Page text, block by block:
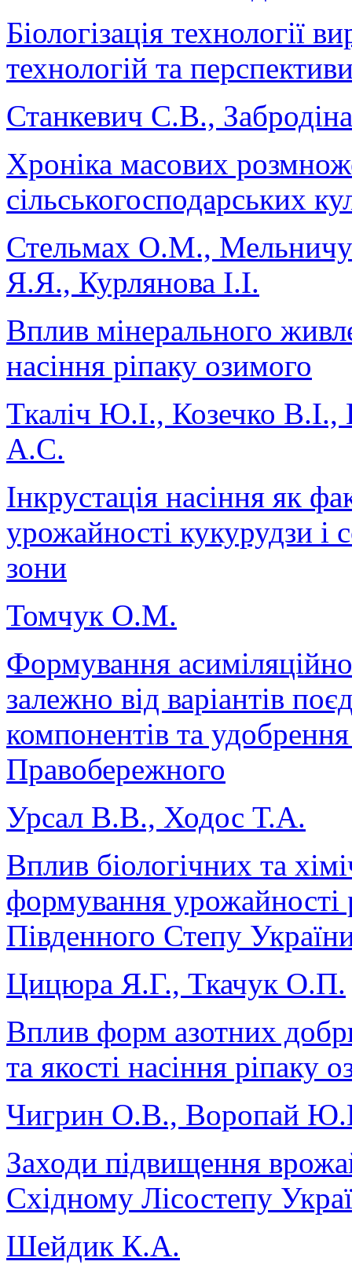
Біологізація технології
технологій та
Станкевич С.В.,
Хроніка масових
сільськогосподарських
Стельмах О.М.,
Я.Я., Курлянова І.І.
Вплив мінерального
насіння ріпаку озимого
Ткаліч Ю.І., Козечко
А.С.
Інкрустація насіння як
урожайності кукурудзи і
зони
Томчук О.М.
Формування
залежно від варіантів
компонентів та
Правобережного
Урсал В.В., Ходос Т.А.
Вплив біологічних та
формування урожайності
Південного Степу
Цицюра Я.Г., Ткачук О.П.
Вплив форм азотних
та якості насіння ріпаку
Чигрин О.В., Воропай
Заходи підвищення
Східному Лісостепу
Шейдик К.А.